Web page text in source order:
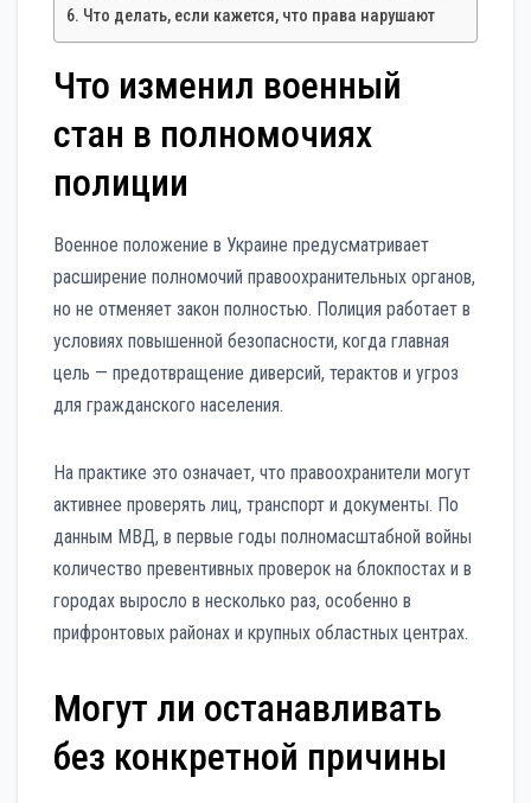
Что делать, если кажется, что права нарушают
Что изменил военный
стан в полномочиях
полиции
Военное положение в Украине предусматривает
расширение полномочий правоохранительных органов,
но не отменяет закон полностью. Полиция работает в
условиях повышенной безопасности, когда главная
цель — предотвращение диверсий, терактов и угроз
для гражданского населения.
На практике это означает, что правоохранители могут
активнее проверять лиц, транспорт и документы. По
данным МВД, в первые годы полномасштабной войны
количество превентивных проверок на блокпостах и в
городах выросло в несколько раз, особенно в
прифронтовых районах и крупных областных центрах.
Могут ли останавливать
без конкретной причины